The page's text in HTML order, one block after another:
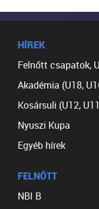
HÍREK
Felnőtt csapatok,
Akadémia (U18,
Kosársuli (U12,
Nyuszi Kupa
Egyéb hírek
FELNŐTT
NBI B